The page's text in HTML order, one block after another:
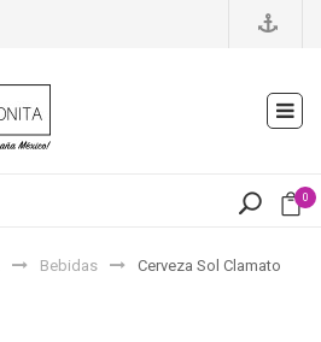
0
Bebidas Cerveza Sol Clamato